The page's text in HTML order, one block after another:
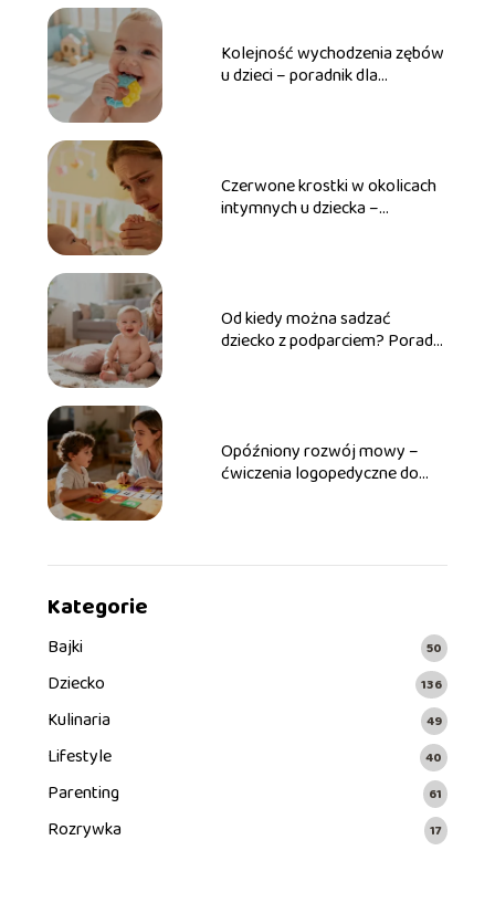
Kolejność wychodzenia zębów
u dzieci – poradnik dla
Czerwone krostki w okolicach
intymnych u dziecka –
Od kiedy można sadzać
dziecko z podparciem? Porady
Opóźniony rozwój mowy –
ćwiczenia logopedyczne do
Kategorie
Bajki 50
Dziecko 136
Kulinaria 49
Lifestyle 40
Parenting 61
Rozrywka 17